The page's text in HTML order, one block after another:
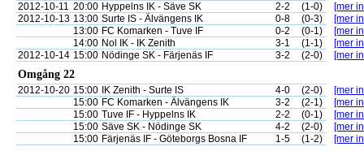
2012-10-11 20:00 Hyppelns IK - Säve SK 2-2 (1-0)
[mer
2012-10-13 13:00 Surte IS - Älvängens IK 0-8 (0-3)
[mer
13:00 FC Komarken - Tuve IF 0-2 (0-1)
[mer
14:00 Nol IK - IK Zenith 3-1 (1-1)
[mer
2012-10-14 15:00 Nödinge SK - Färjenäs IF 3-2 (2-0) [mer
Omgång 22
2012-10-20 15:00 IK Zenith - Surte IS 4-0 (2-0)
[mer
15:00 FC Komarken - Älvängens IK 3-2 (2-1)
[mer
15:00 Tuve IF - Hyppelns IK 2-2 (0-1)
[mer
15:00 Säve SK - Nödinge SK 4-2 (2-0)
[mer
15:00 Färjenäs IF - Göteborgs Bosna IF 1-5 (1-2) [mer